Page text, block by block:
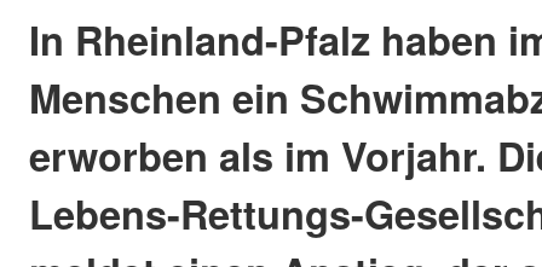
In Rheinland-Pfalz haben
Menschen ein
erworben als im Vorjahr.
Lebens-Rettungs-